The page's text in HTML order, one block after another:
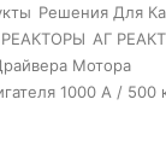
Решения Для
АГ
Мотора
1000 А / 500